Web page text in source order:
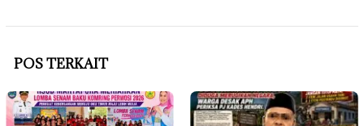
POS TERKAIT